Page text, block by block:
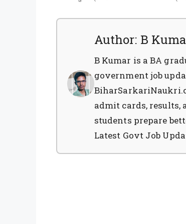
Author: B
B Kumar is a BA
government job
admit cards, results,
students prepare
Latest Govt Job